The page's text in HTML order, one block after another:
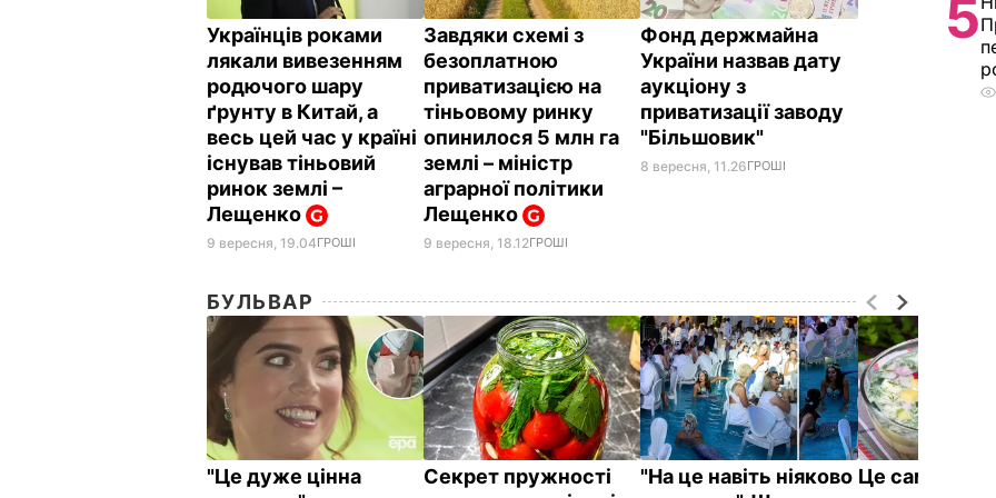
Українців роками
лякали вивезенням
родючого шару
ґрунту в Китай, а
весь цей час у країні
існував тіньовий
ринок землі –
Лещенко
9 вересня, 19.04ГРОШІ
Завдяки схемі з
безоплатною
приватизацією на
тіньовому ринку
опинилося 5 млн га
землі – міністр
аграрної політики
Лещенко
9 вересня, 18.12ГРОШІ
Фонд держмайна
України назвав дату
аукціону з
приватизації заводу
"Більшовик"
8 вересня, 11.26ГРОШІ
БУЛЬВАР
"Це дуже цінна
Секрет пружності
"На це навіть ніяково Це саме те,
5